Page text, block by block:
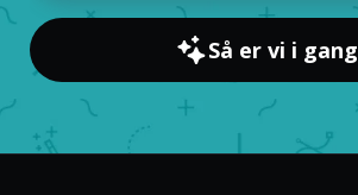
Så er vi i gang